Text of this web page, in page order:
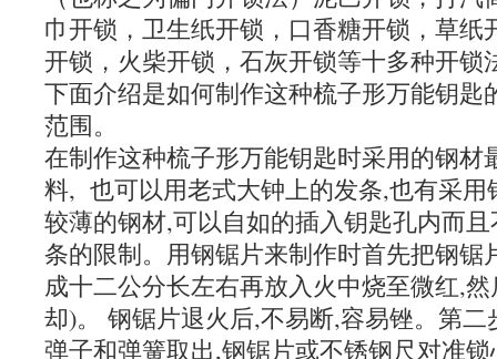
巾开锁，卫生纸开锁，口香糖开锁，草纸
开锁，火柴开锁，石灰开锁等十多种开锁
下面介绍是如何制作这种梳子形万能钥匙
范围。
在制作这种梳子形万能钥匙时采用的钢材
料, 也可以用老式大钟上的发条,也有采
较薄的钢材,可以自如的插入钥匙孔内而
条的限制。用钢锯片来制作时首先把钢
成十二公分长左右再放入火中烧至微红,
却)。 钢锯片退火后,不易断,容易锉。第
弹子和弹簧取出,钢锯片或不锈钢尺对准